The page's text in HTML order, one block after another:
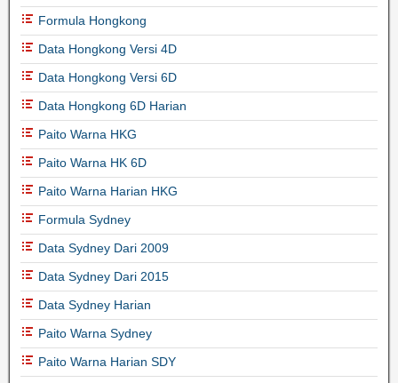
Formula Hongkong
Data Hongkong Versi 4D
Data Hongkong Versi 6D
Data Hongkong 6D Harian
Paito Warna HKG
Paito Warna HK 6D
Paito Warna Harian HKG
Formula Sydney
Data Sydney Dari 2009
Data Sydney Dari 2015
Data Sydney Harian
Paito Warna Sydney
Paito Warna Harian SDY